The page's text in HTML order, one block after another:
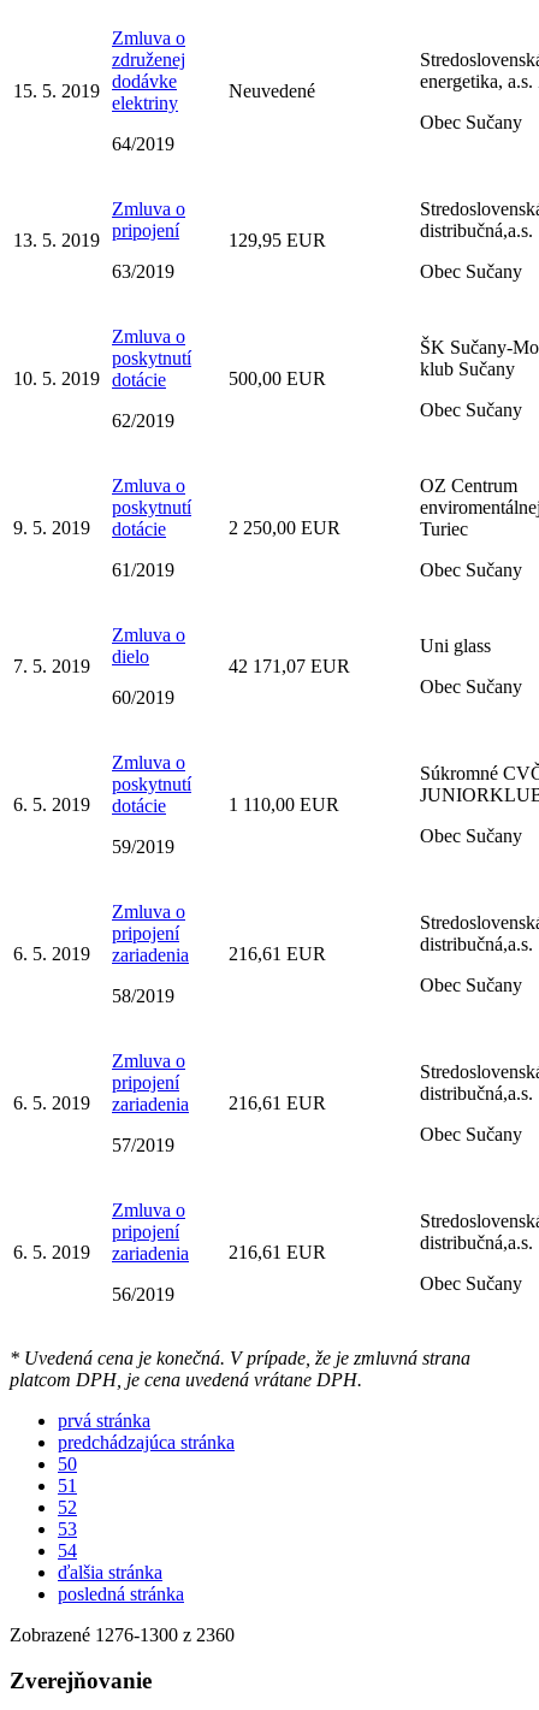
15. 5. 2019
Zmluva o
združenej
dodávke
elektriny
64/2019
Neuvedené
energetika,
Obec Sučany
13. 5. 2019
Zmluva o
pripojení
63/2019
129,95 EUR
distribučná,a.s.
Obec Sučany
10. 5. 2019
Zmluva o
poskytnutí
dotácie
62/2019
500,00 EUR
ŠK Sučany-
klub Sučany
Obec Sučany
9. 5. 2019
Zmluva o
poskytnutí
dotácie
61/2019
2 250,00 EUR
OZ Centrum
Turiec
Obec Sučany
7. 5. 2019
Zmluva o
dielo
60/2019
42 171,07 EUR
Uni glass
Obec Sučany
6. 5. 2019
Zmluva o
poskytnutí
dotácie
59/2019
1 110,00 EUR
Súkromné
Obec Sučany
6. 5. 2019
Zmluva o
pripojení
zariadenia
58/2019
216,61 EUR
distribučná,a.s.
Obec Sučany
6. 5. 2019
Zmluva o
pripojení
zariadenia
57/2019
216,61 EUR
distribučná,a.s.
Obec Sučany
6. 5. 2019
Zmluva o
pripojení
zariadenia
56/2019
216,61 EUR
distribučná,a.s.
Obec Sučany
* Uvedená cena je konečná. V prípade, že je zmluvná strana
platcom DPH, je cena uvedená vrátane DPH.
prvá stránka
predchádzajúca stránka
50
51
52
53
54
ďalšia stránka
posledná stránka
Zobrazené 1276-1300 z 2360
Zverejňovanie